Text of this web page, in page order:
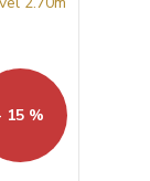
15 %